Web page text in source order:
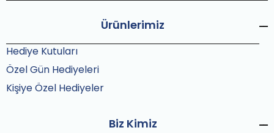
Ürünlerimiz
Hediye Kutuları
Özel Gün Hediyeleri
Kişiye Özel Hediyeler
Biz Kimiz